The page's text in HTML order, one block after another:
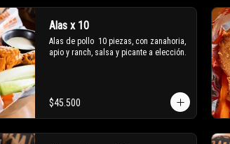
Alas x 10
Alas de pollo  10 piezas, con zanahoria,
apio y ranch, salsa y picante a elección.
$45.500